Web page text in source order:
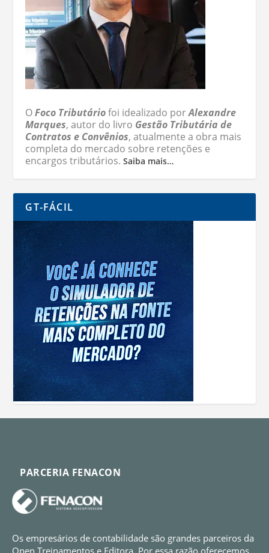
OFoco Tributáriofoi idealizado porAlexandre
Marques, autor do livro Gestão Tributária de
Contratos e Convênios, atualmente a obra mais
completa do mercado sobre retenções e
encargos tributários.Saiba mais…
GT-FÁCIL
PARCERIA FENACON
Os empresários de contabilidade são grandes parceiros da